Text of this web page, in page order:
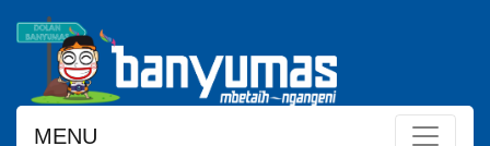
MENU